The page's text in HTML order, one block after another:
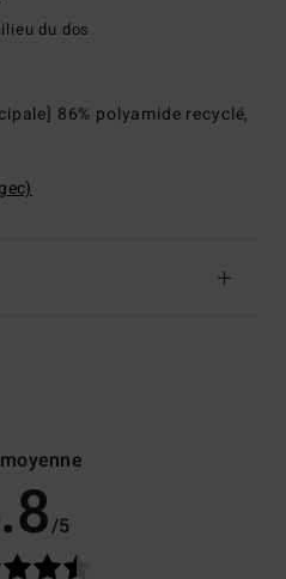
du dos
86% polyamide recyclé,
/5